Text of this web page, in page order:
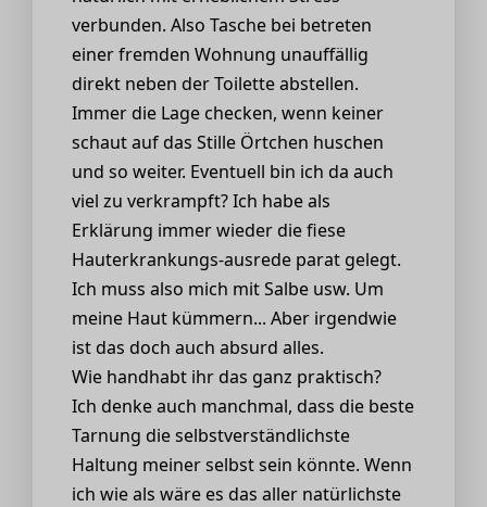
verbunden. Also Tasche bei betreten
einer fremden Wohnung unauffällig
direkt neben der Toilette abstellen.
Immer die Lage checken, wenn keiner
schaut auf das Stille Örtchen huschen
und so weiter. Eventuell bin ich da auch
viel zu verkrampft? Ich habe als
Erklärung immer wieder die fiese
Hauterkrankungs-ausrede parat gelegt.
Ich muss also mich mit Salbe usw. Um
meine Haut kümmern... Aber irgendwie
ist das doch auch absurd alles.
Wie handhabt ihr das ganz praktisch?
Ich denke auch manchmal, dass die beste
Tarnung die selbstverständlichste
Haltung meiner selbst sein könnte. Wenn
ich wie als wäre es das aller natürlichste